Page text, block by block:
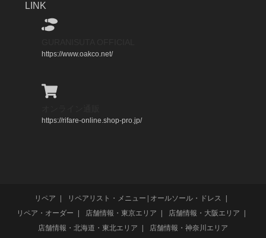
LINK
https://www.oakco.net/
https://rifare-online.shop-pro.jp/
リペア
リペアリスト・メニュー|オールソール・ドレス
リペア・オーダー
店舗情報・東京エリア
店舗情報・大阪エリア
店舗情報・北海道・東北エリア
店舗情報・神奈川エリア